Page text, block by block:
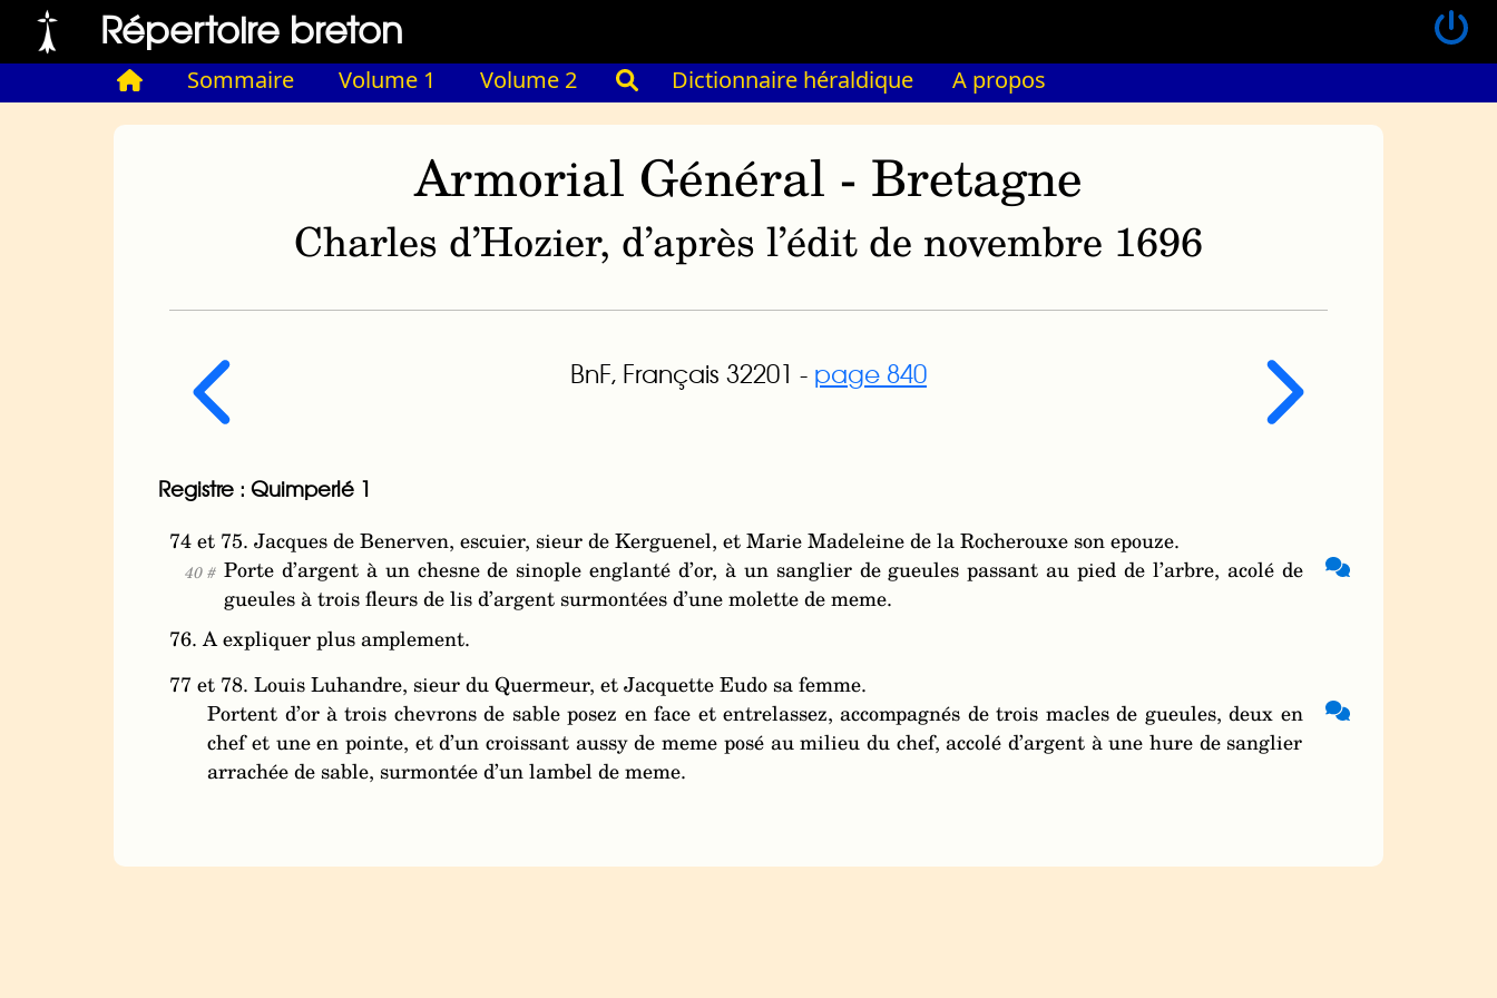
Répertoire breton
Sommaire Volume 1 Volume 2 Dictionnaire héraldique A propos
Armorial Général - Bretagne
Charles d’Hozier, d’après l’édit de novembre 1696
BnF, Français 32201 - page 840
Registre : Quimperlé 1
74 et 75. Jacques de Benerven, escuier, sieur de Kerguenel, et Marie Madeleine de la Rocherouxe son epouze.
40 # Porte d’argent à un chesne de sinople englanté d’or, à un sanglier de gueules passant au pied de l’arbre, acolé de
gueules à trois fleurs de lis d’argent surmontées d’une molette de meme.
76. A expliquer plus amplement.
77 et 78. Louis Luhandre, sieur du Quermeur, et Jacquette Eudo sa femme.
Portent d’or à trois chevrons de sable posez en face et entrelassez, accompagnés de trois macles de gueules, deux en
chef et une en pointe, et d’un croissant aussy de meme posé au milieu du chef, accolé d’argent à une hure de sanglier
arrachée de sable, surmontée d’un lambel de meme.